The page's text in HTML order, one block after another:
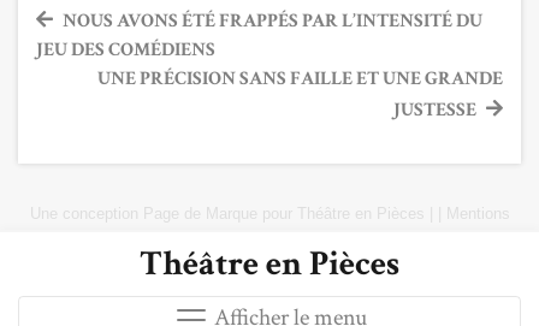
Théâtre en Pièces
Afficher le menu
Navigation
de
NOUS AVONS ÉTÉ FRAPPÉS PAR L’INTENSITÉ DU
JEU DES COMÉDIENS
UNE PRÉCISION SANS FAILLE ET UNE GRANDE
JUSTESSE
Une conception Page de Marque pour Théâtre en Pièces
Mentions